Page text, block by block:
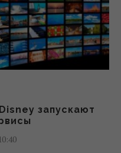
запускают